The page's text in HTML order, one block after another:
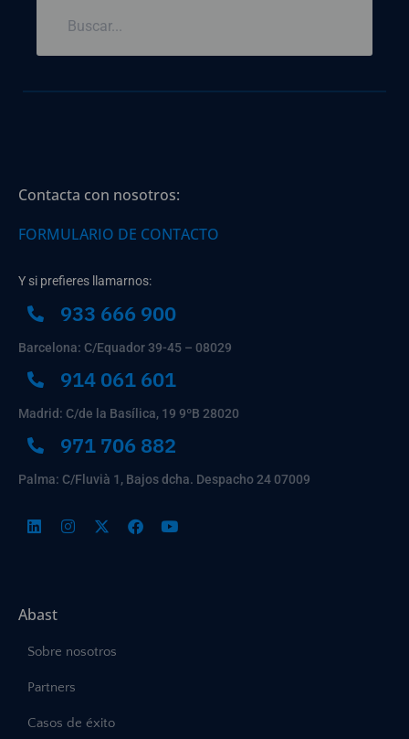
Contacta con nosotros:
FORMULARIO DE CONTACTO
Y si prefieres llamarnos:
933 666 900
Barcelona: C/Equador 39-45 – 08029
914 061 601
Madrid: C/de la Basílica, 19 9ºB 28020
971 706 882
Palma: C/Fluvià 1, Bajos dcha. Despacho 24 07009
Abast
Sobre nosotros
Partners
Casos de éxito